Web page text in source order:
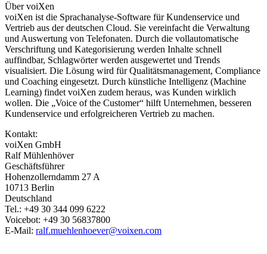
Über voiXen
voiXen ist die Sprachanalyse-Software für Kundenservice und
Vertrieb aus der deutschen Cloud. Sie vereinfacht die Verwaltung
und Auswertung von Telefonaten. Durch die vollautomatische
Verschriftung und Kategorisierung werden Inhalte schnell
auffindbar, Schlagwörter werden ausgewertet und Trends
visualisiert. Die Lösung wird für Qualitätsmanagement, Compliance
und Coaching eingesetzt. Durch künstliche Intelligenz (Machine
Learning) findet voiXen zudem heraus, was Kunden wirklich
wollen. Die „Voice of the Customer“ hilft Unternehmen, besseren
Kundenservice und erfolgreicheren Vertrieb zu machen.
Kontakt:
voiXen GmbH
Ralf Mühlenhöver
Geschäftsführer
Hohenzollerndamm 27 A
10713 Berlin
Deutschland
Tel.: +49 30 344 099 6222
Voicebot: +49 30 56837800
E-Mail: ralf.muehlenhoever@voixen.com